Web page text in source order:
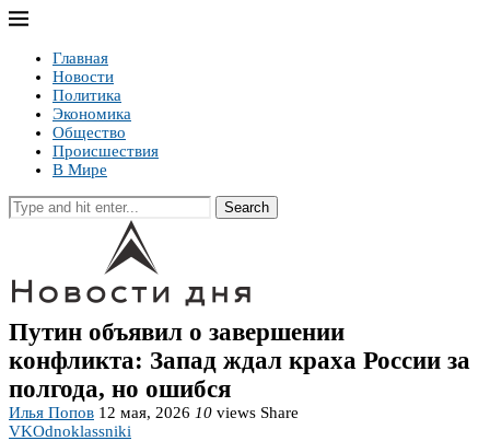
Главная
Новости
Политика
Экономика
Общество
Происшествия
В Мире
Search
Путин объявил о завершении
конфликта: Запад ждал краха России за
полгода, но ошибся
Илья Попов 12 мая, 2026 10 views Share
VKOdnoklassniki